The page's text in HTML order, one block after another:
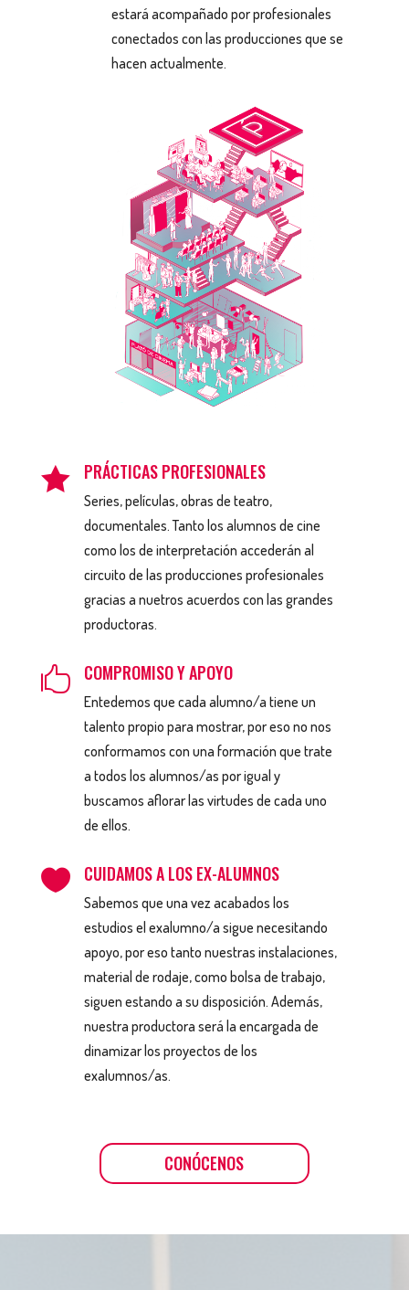
estará acompañado por profesionales
conectados con las producciones que se
hacen actualmente.
 PRÁCTICAS PROFESIONALES
Series, películas, obras de teatro,
documentales. Tanto los alumnos de cine
como los de interpretación accederán al
circuito de las producciones profesionales
gracias a nuetros acuerdos con las grandes
productoras.
 COMPROMISO Y APOYO
Entedemos que cada alumno/a tiene un
talento propio para mostrar, por eso no nos
conformamos con una formación que trate
a todos los alumnos/as por igual y
buscamos aflorar las virtudes de cada uno
de ellos.
 CUIDAMOS A LOS EX-ALUMNOS
Sabemos que una vez acabados los
estudios el exalumno/a sigue necesitando
apoyo, por eso tanto nuestras instalaciones,
material de rodaje, como bolsa de trabajo,
siguen estando a su disposición. Además,
nuestra productora será la encargada de
dinamizar los proyectos de los
exalumnos/as.
CONÓCENOS